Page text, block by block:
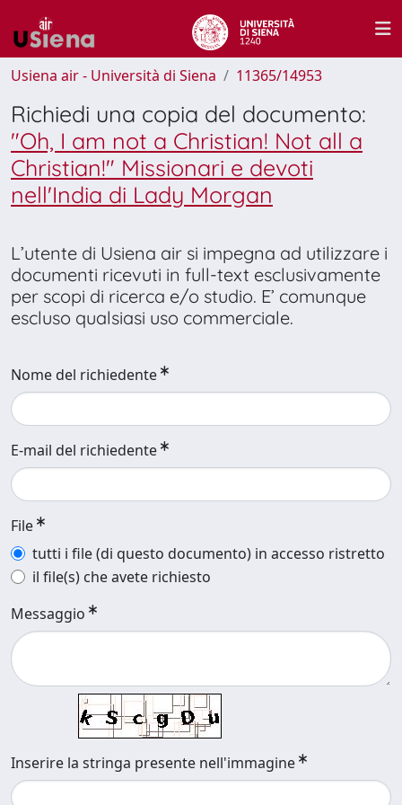
Usiena air - Università di Siena 11365/14953
Richiedi una copia del documento:
"Oh, I am not a Christian! Not all a
Christian!" Missionari e devoti
nell'India di Lady Morgan
L’utente di Usiena air si impegna ad utilizzare i
documenti ricevuti in full-text esclusivamente
per scopi di ricerca e/o studio. E’ comunque
escluso qualsiasi uso commerciale.
Nome del richiedente
E-mail del richiedente
File
tutti i file (di questo documento) in accesso ristretto
il file(s) che avete richiesto
Messaggio
Inserire la stringa presente nell'immagine